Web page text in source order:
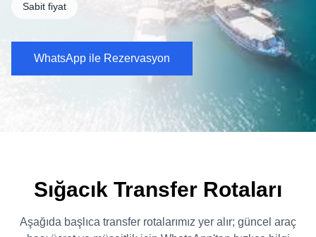
Sabit fiyat
WhatsApp ile Rezervasyon
Sığacık Transfer Rotaları
Aşağıda başlıca transfer rotalarımız yer alır; güncel araç